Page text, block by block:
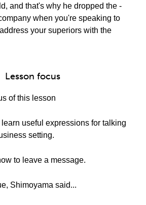
and that's why he dropped the -
when you're speaking to
your superiors with the
Lesson focus
of this lesson
learn useful expressions for talking
setting.
to leave a message.
Shimoyama said...